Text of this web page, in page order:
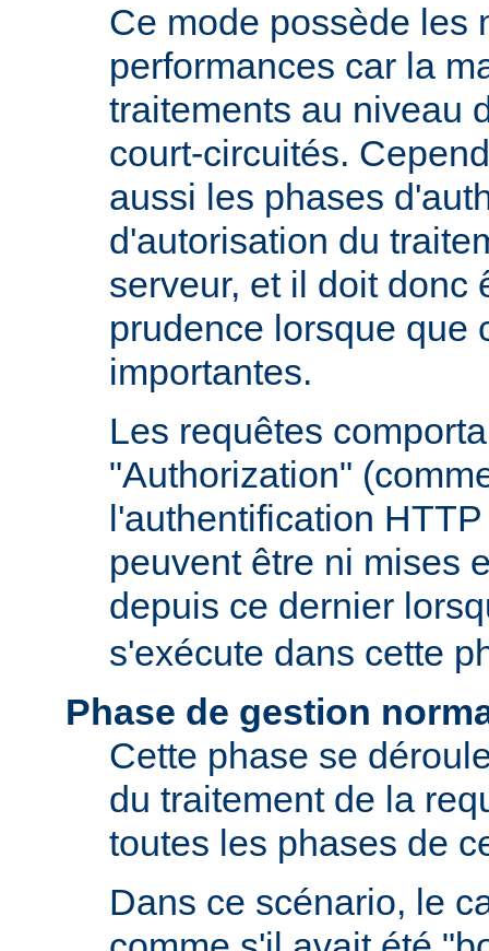
Ce mode possède les
performances car la
traitements au niveau
court-circuités.
aussi les phases
d'autorisation du
serveur, et il doit donc
prudence lorsque que
importantes.
Les requêtes
"Authorization"
l'authentification
peuvent être ni mises
depuis ce dernier
s'exécute dans cette
Phase de gestion
Cette phase se
du traitement de la
toutes les phases de
Dans ce scénario, le